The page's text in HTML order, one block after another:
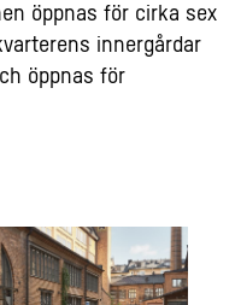
öppnas för cirka sex
innergårdar
öppnas för